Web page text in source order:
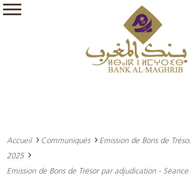
Accueil Communiqués
Emission de Bons de
2025
Emission de Bons de Trésor par adjudication -